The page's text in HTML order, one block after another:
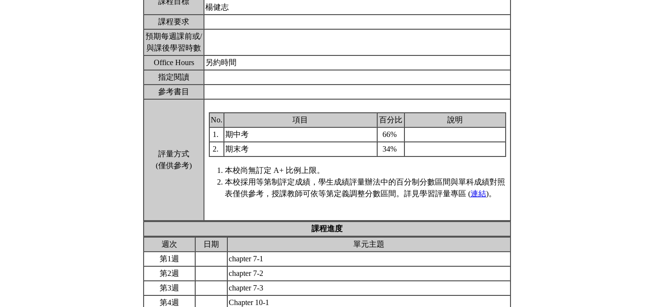
楊健志
課程要求
預期每週課前或/
與課後學習時數
Office Hours
另約時間
指定閱讀
參考書目
評量方式
(僅供參考)
No. 項目 百分比
說明
1.
期中考
66%
2.
期末考 34%
本校尚無訂定 A+ 比例上限。
本校採用等第制評定成績，學生成績評量辦法中的百分制分數區間與單科成績對照
表僅供參考，授課教師可依等第定義調整分數區間。詳見學習評量專區 (連結)。
課程進度
週次
日期
單元主題
第1週
chapter 7-1
第2週
chapter 7-2
第3週
chapter 7-3
第4週
Chapter 10-1